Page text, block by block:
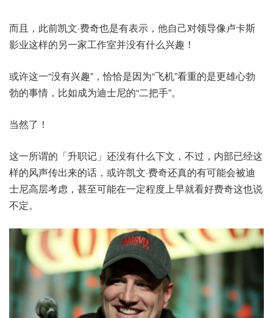
而且，此前凯文·费奇也是有表示，他自己对领导像卢卡斯
影业这样的另一家工作室并没有什么兴趣！
或许这一“没有兴趣”，恰恰是因为“飞机”看重的是更雄心勃
勃的事情，比如成为迪士尼的“二把手”。
当然了！
这一所谓的「升职记」还没有什么下文，不过，内部已经这
样的风声传出来的话，或许凯文·费奇还真的有可能会被迪
士尼高层考虑，甚至可能在一定程度上早就看好费奇这也说
不定。